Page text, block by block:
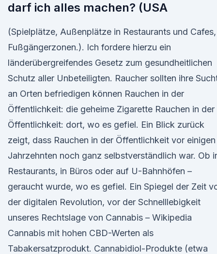
darf ich alles machen? (USA
(Spielplätze, Außenplätze in Restaurants und Cafes,
Fußgängerzonen.). Ich fordere hierzu ein
länderübergreifendes Gesetz zum gesundheitlichen
Schutz aller Unbeteiligten. Raucher sollten ihre
an Orten befriedigen können Rauchen in der
Öffentlichkeit: die geheime Zigarette Rauchen in der
Öffentlichkeit: dort, wo es gefiel. Ein Blick zurück
zeigt, dass Rauchen in der Öffentlichkeit vor einigen
Jahrzehnten noch ganz selbstverständlich war. Ob
Restaurants, in Büros oder auf U-Bahnhöfen –
geraucht wurde, wo es gefiel. Ein Spiegel der Zeit
der digitalen Revolution, vor der Schnelllebigkeit
unseres Rechtslage von Cannabis – Wikipedia
Cannabis mit hohen CBD-Werten als
Tabakersatzprodukt. Cannabidiol-Produkte (etwa